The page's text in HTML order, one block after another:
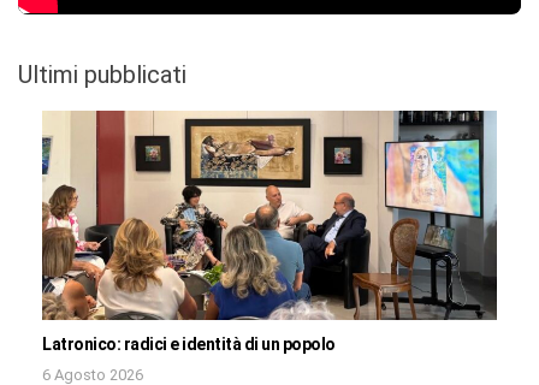
Ultimi pubblicati
Latronico: radici e identità di un popolo
6 Agosto 2026